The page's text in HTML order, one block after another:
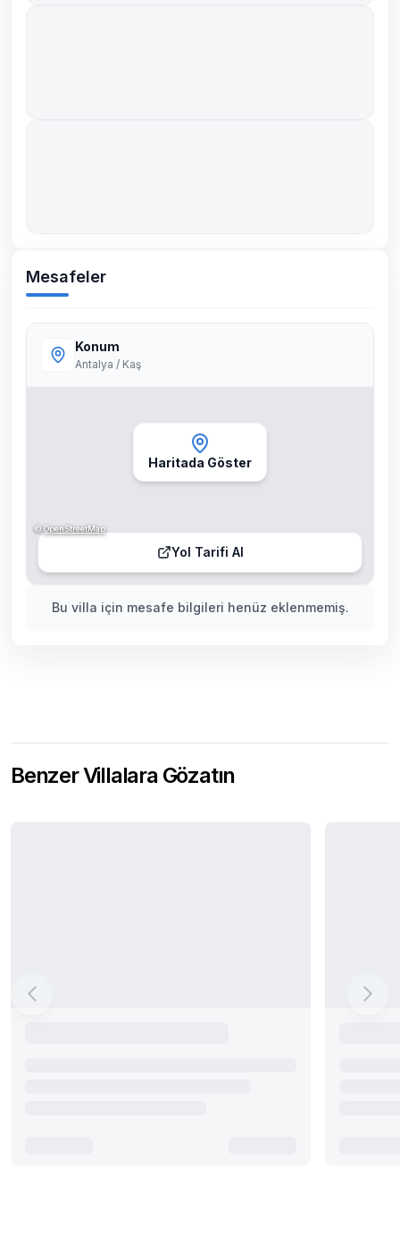
Mesafeler
Bu villa için mesafe bilgileri henüz eklenmemiş.
Konum
Antalya / Kaş
Haritada Göster
Yol Tarifi Al
©OpenStreetMap
Benzer Villalara Gözatın